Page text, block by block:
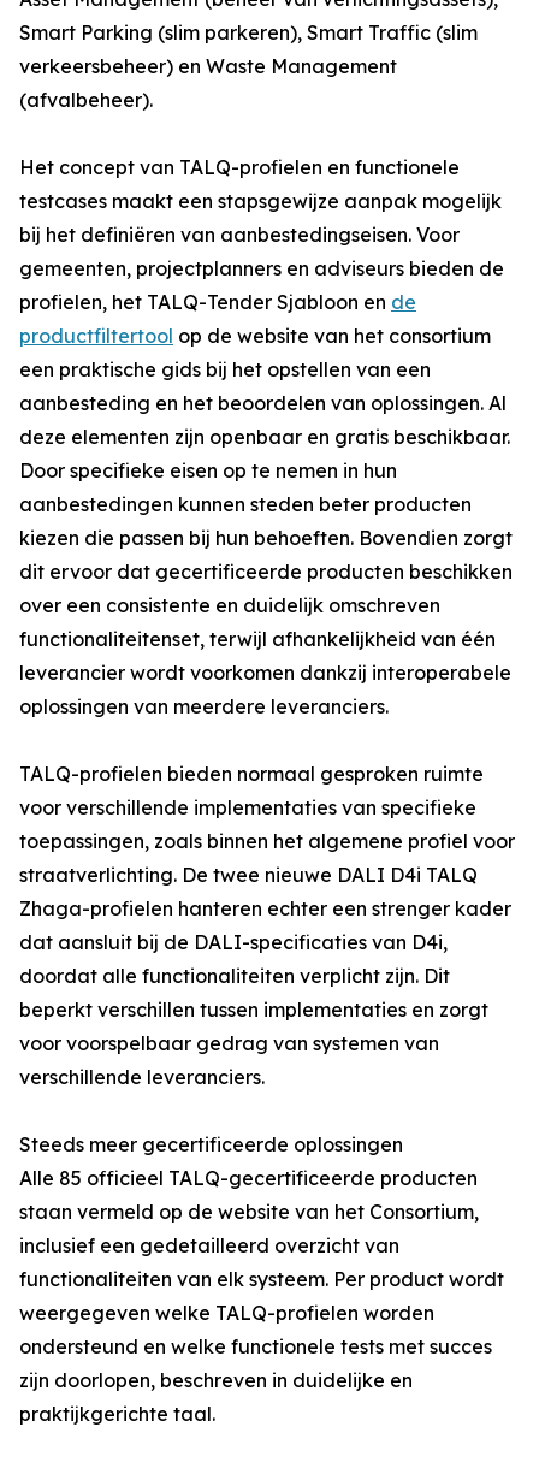
Smart Parking (slim parkeren), Smart Traffic (slim
verkeersbeheer) en Waste Management
(afvalbeheer).
Het concept van TALQ-profielen en functionele
testcases maakt een stapsgewijze aanpak mogelijk
bij het definiëren van aanbestedingseisen. Voor
gemeenten, projectplanners en adviseurs bieden de
profielen, het TALQ-Tender Sjabloon en de
productfiltertool op de website van het consortium
een praktische gids bij het opstellen van een
aanbesteding en het beoordelen van oplossingen. Al
deze elementen zijn openbaar en gratis beschikbaar.
Door specifieke eisen op te nemen in hun
aanbestedingen kunnen steden beter producten
kiezen die passen bij hun behoeften. Bovendien zorgt
dit ervoor dat gecertificeerde producten beschikken
over een consistente en duidelijk omschreven
functionaliteitenset, terwijl afhankelijkheid van één
leverancier wordt voorkomen dankzij interoperabele
oplossingen van meerdere leveranciers.
TALQ-profielen bieden normaal gesproken ruimte
voor verschillende implementaties van specifieke
toepassingen, zoals binnen het algemene profiel voor
straatverlichting. De twee nieuwe DALI D4i TALQ
Zhaga-profielen hanteren echter een strenger kader
dat aansluit bij de DALI-specificaties van D4i,
doordat alle functionaliteiten verplicht zijn. Dit
beperkt verschillen tussen implementaties en zorgt
voor voorspelbaar gedrag van systemen van
verschillende leveranciers.
Steeds meer gecertificeerde oplossingen
Alle 85 officieel TALQ-gecertificeerde producten
staan vermeld op de website van het Consortium,
inclusief een gedetailleerd overzicht van
functionaliteiten van elk systeem. Per product wordt
weergegeven welke TALQ-profielen worden
ondersteund en welke functionele tests met succes
zijn doorlopen, beschreven in duidelijke en
praktijkgerichte taal.